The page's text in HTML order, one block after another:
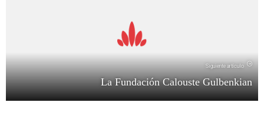
Siguiente artículo
La Fundación Calouste Gulbenkian